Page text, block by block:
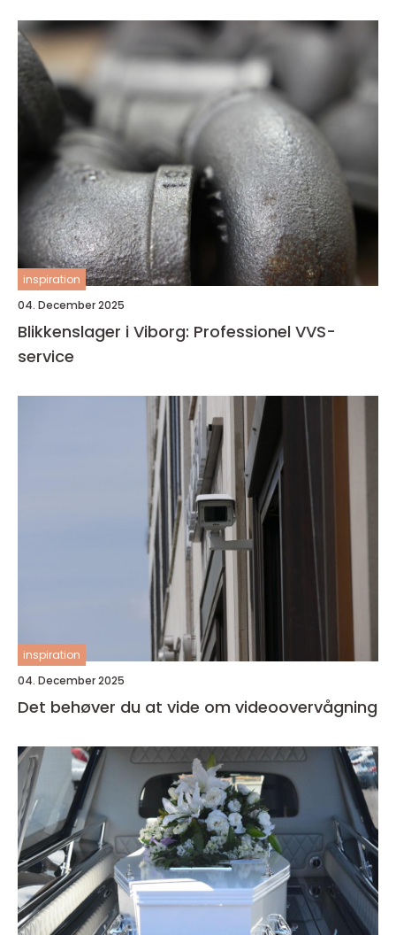
inspiration
04. December 2025
Blikkenslager i Viborg: Professionel VVS-
service
inspiration
04. December 2025
Det behøver du at vide om videoovervågning